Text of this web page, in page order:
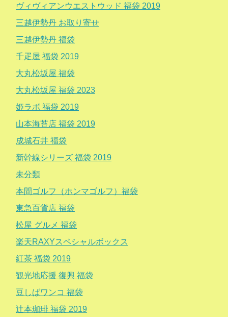
ヴィヴィアンウエストウッド 福袋 2019
三越伊勢丹 お取り寄せ
三越伊勢丹 福袋
千疋屋 福袋 2019
大丸松坂屋 福袋
大丸松坂屋 福袋 2023
姫ラボ 福袋 2019
山本海苔店 福袋 2019
成城石井 福袋
新幹線シリーズ 福袋 2019
未分類
本間ゴルフ（ホンマゴルフ）福袋
東急百貨店 福袋
松屋 グルメ 福袋
楽天RAXYスペシャルボックス
紅茶 福袋 2019
観光地応援 復興 福袋
豆しばワンコ 福袋
辻本珈琲 福袋 2019